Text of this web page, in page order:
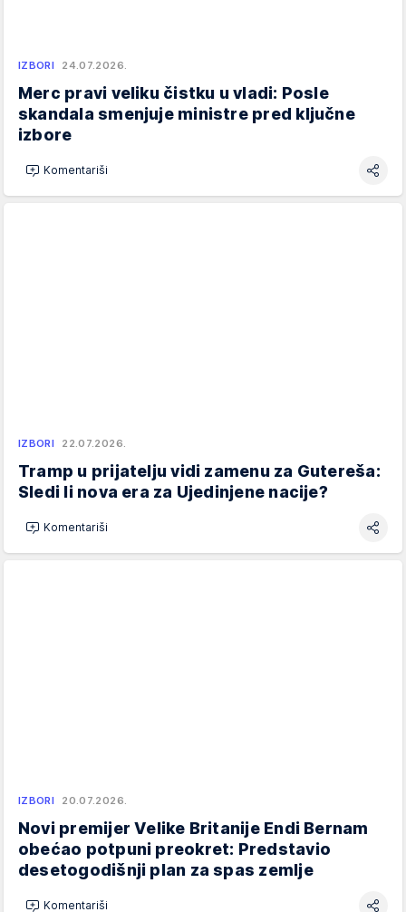
IZBORI 24.07.2026.
Merc pravi veliku čistku u vladi: Posle
skandala smenjuje ministre pred ključne
izbore
Komentariši
IZBORI 22.07.2026.
Tramp u prijatelju vidi zamenu za Gutereša:
Sledi li nova era za Ujedinjene nacije?
Komentariši
IZBORI 20.07.2026.
Novi premijer Velike Britanije Endi Bernam
obećao potpuni preokret: Predstavio
desetogodišnji plan za spas zemlje
Komentariši